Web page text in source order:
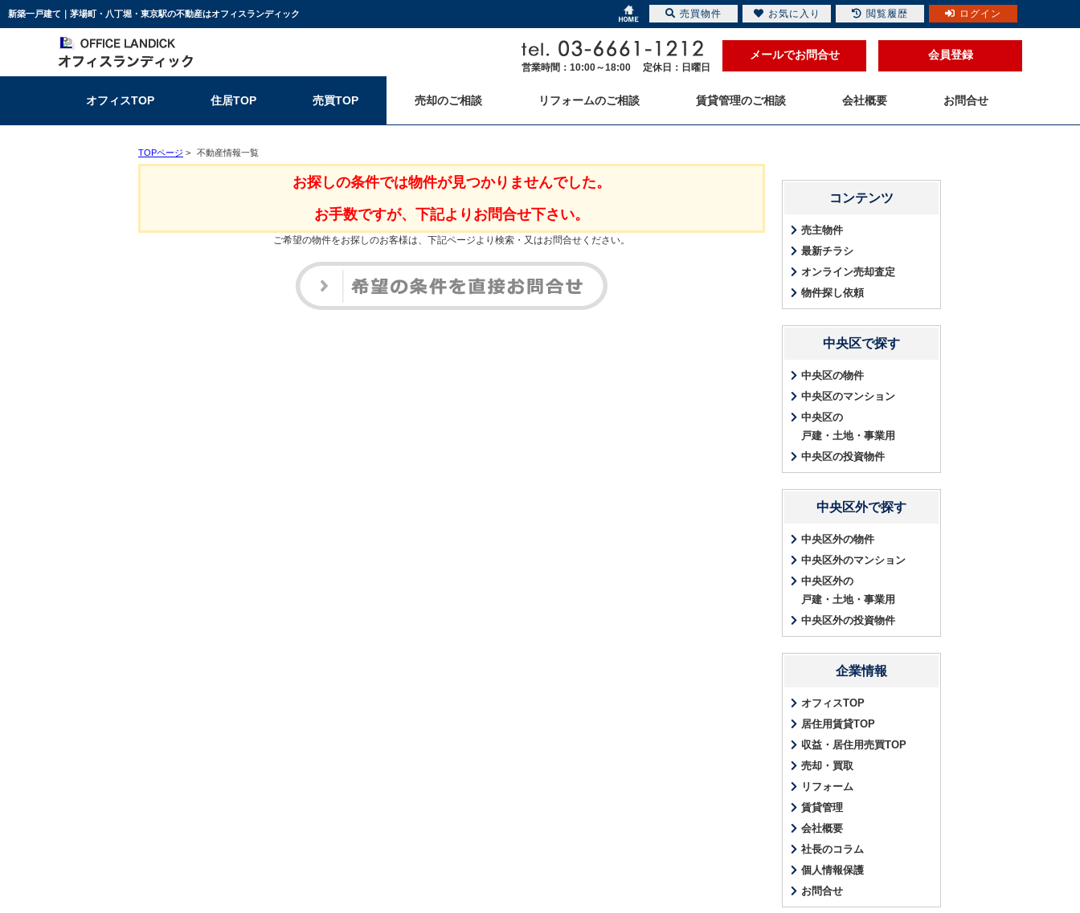
新築一戸建て｜茅場町・八丁堀・東京駅の不動産はオフィスランディック
営業時間：10:00～18:00 定休日：日曜日
メールでお問合せ 会員登録
オフィスTOP 住居TOP 売買TOP 売却のご相談 リフォームのご相談 賃貸管理のご相談 会社概要 お問合せ
TOPページ > 不動産情報一覧
お探しの条件では物件が見つかりませんでした。
お手数ですが、下記よりお問合せ下さい。
ご希望の物件をお探しのお客様は、下記ページより検索・又はお問合せください。
コンテンツ
売主物件
最新チラシ
オンライン売却査定
物件探し依頼
中央区で探す
中央区の物件
中央区のマンション
中央区の
戸建・土地・事業用
中央区の投資物件
中央区外で探す
中央区外の物件
中央区外のマンション
中央区外の
戸建・土地・事業用
中央区外の投資物件
企業情報
オフィスTOP
居住用賃貸TOP
収益・居住用売買TOP
売却・買取
リフォーム
賃貸管理
会社概要
社長のコラム
個人情報保護
お問合せ
売買物件 お気に入り 閲覧履歴 ログイン